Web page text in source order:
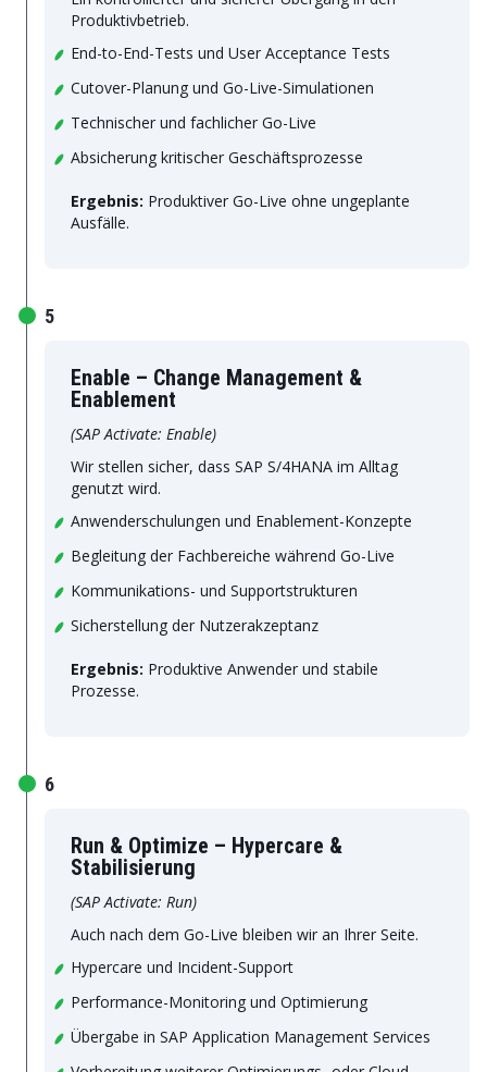
Produktivbetrieb.
End-to-End-Tests und User Acceptance Tests
Cutover-Planung und Go-Live-Simulationen
Technischer und fachlicher Go-Live
Absicherung kritischer Geschäftsprozesse
Ergebnis: Produktiver Go-Live ohne ungeplante
Ausfälle.
Enable – Change Management &
Enablement
(SAP Activate: Enable)
Wir stellen sicher, dass SAP S/4HANA im Alltag
genutzt wird.
Anwenderschulungen und Enablement-Konzepte
Begleitung der Fachbereiche während Go-Live
Kommunikations- und Supportstrukturen
Sicherstellung der Nutzerakzeptanz
Ergebnis: Produktive Anwender und stabile
Prozesse.
5
Run & Optimize – Hypercare &
Stabilisierung
(SAP Activate: Run)
Auch nach dem Go-Live bleiben wir an Ihrer Seite.
Hypercare und Incident-Support
Performance-Monitoring und Optimierung
Übergabe in SAP Application Management Services
6